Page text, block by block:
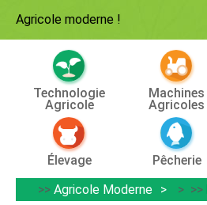
Agricole moderne !
Technologie
Agricole
Machines
Agricoles
Élevage Pêcherie
>> Agricole Moderne > >>